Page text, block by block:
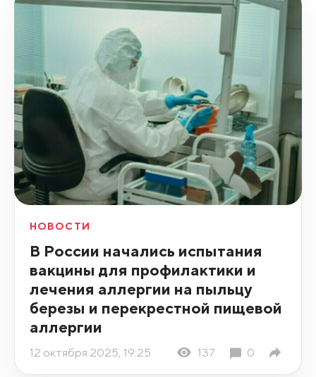
НОВОСТИ
В России начались испытания
вакцины для профилактики и
лечения аллергии на пыльцу
березы и перекрестной пищевой
аллергии
12 октября 2025, 19:25 137 0